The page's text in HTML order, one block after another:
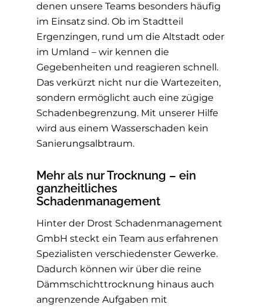
denen unsere Teams besonders häufig
im Einsatz sind. Ob im Stadtteil
Ergenzingen, rund um die Altstadt oder
im Umland – wir kennen die
Gegebenheiten und reagieren schnell.
Das verkürzt nicht nur die Wartezeiten,
sondern ermöglicht auch eine zügige
Schadenbegrenzung. Mit unserer Hilfe
wird aus einem Wasserschaden kein
Sanierungsalbtraum.
Mehr als nur Trocknung – ein
ganzheitliches
Schadenmanagement
Hinter der Drost Schadenmanagement
GmbH steckt ein Team aus erfahrenen
Spezialisten verschiedenster Gewerke.
Dadurch können wir über die reine
Dämmschichttrocknung hinaus auch
angrenzende Aufgaben mit